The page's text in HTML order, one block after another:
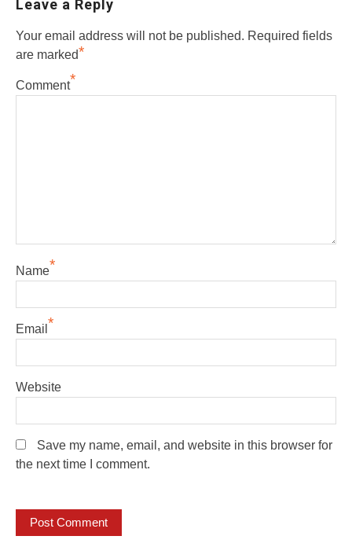
Leave a Reply
Your email address will not be published. Required fields
are marked*
Comment*
Name*
Email *
Website
Save my name, email, and website in this browser for
the next time I comment.